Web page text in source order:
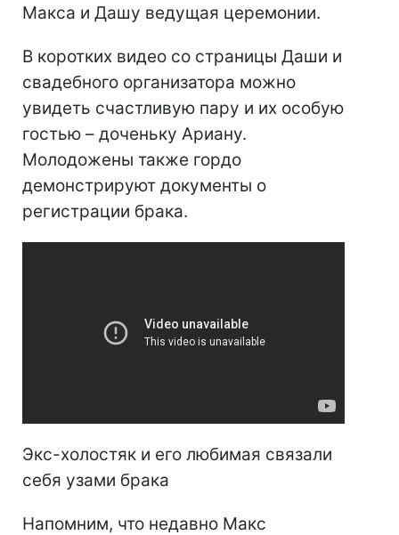
Макса и Дашу ведущая церемонии.
В коротких видео со страницы Даши и
свадебного организатора можно
увидеть счастливую пару и их особую
гостью – доченьку Ариану.
Молодожены также гордо
демонстрируют документы о
регистрации брака.
Экс-холостяк и его любимая связали
себя узами брака
Напомним, что недавно Макс